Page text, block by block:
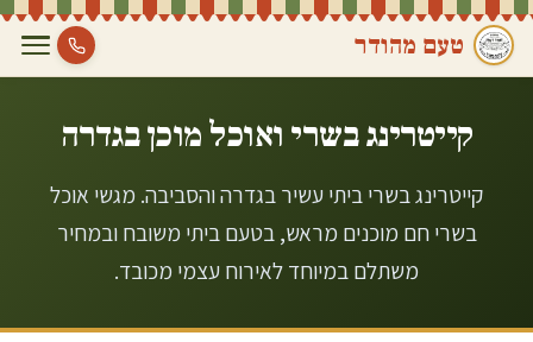
טעם מהודר
קייטרינג בשרי ואוכל מוכן בגדרה
קייטרינג בשרי ביתי עשיר בגדרה והסביבה. מגשי אוכל
בשרי חם מוכנים מראש, בטעם ביתי משובח ובמחיר
משתלם במיוחד לאירוח עצמי מכובד.